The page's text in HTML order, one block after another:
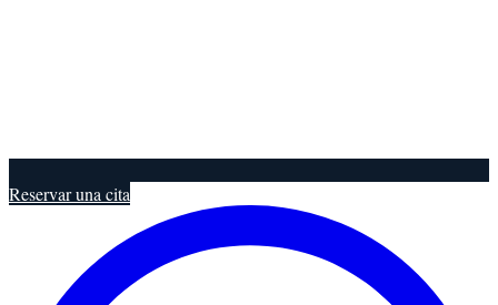
Reservar una cita